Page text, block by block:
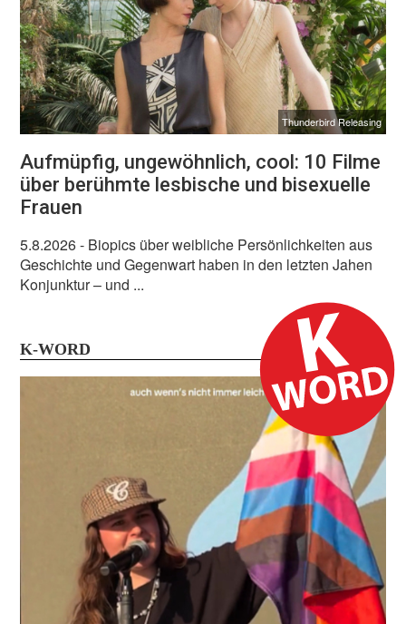
Thunderbird Releasing
Aufmüpfig, ungewöhnlich, cool: 10 Filme
über berühmte lesbische und bisexuelle
Frauen
5.8.2026- Biopics über weibliche Persönlichkeiten aus
Geschichte und Gegenwart haben in den letzten Jahen
Konjunktur – und ...
K-WORD